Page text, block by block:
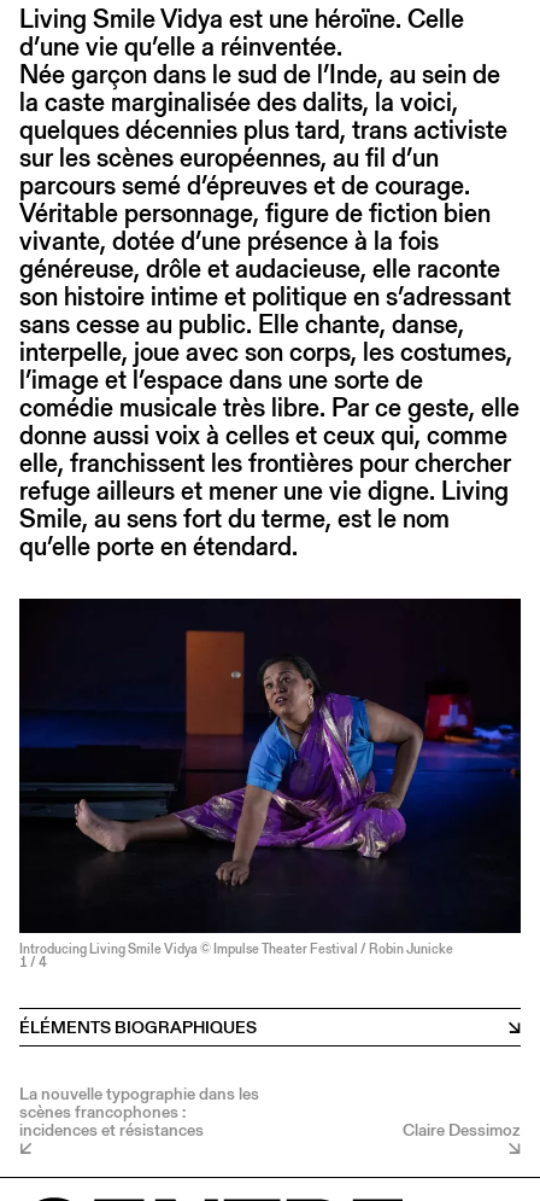
Living Smile Vidya est une héroïne. Celle
d’une vie qu’elle a réinventée.
Née garçon dans le sud de l’Inde, au sein de
la caste marginalisée des dalits, la voici,
quelques décennies plus tard, trans activiste
sur les scènes européennes, au fil d’un
parcours semé d’épreuves et de courage.
Véritable personnage, figure de fiction bien
vivante, dotée d’une présence à la fois
généreuse, drôle et audacieuse, elle raconte
son histoire intime et politique en s’adressant
sans cesse au public. Elle chante, danse,
interpelle, joue avec son corps, les costumes,
l’image et l’espace dans une sorte de
comédie musicale très libre. Par ce geste, elle
donne aussi voix à celles et ceux qui, comme
elle, franchissent les frontières pour chercher
refuge ailleurs et mener une vie digne. Living
Smile, au sens fort du terme, est le nom
qu’elle porte en étendard.
Introducing Living Smile Vidya © Impulse Theater Festival / Robin Junicke
1 / 4
ÉLÉMENTS BIOGRAPHIQUES
La nouvelle typographie dans les
scènes francophones :
incidences et résistances Claire Dessimoz